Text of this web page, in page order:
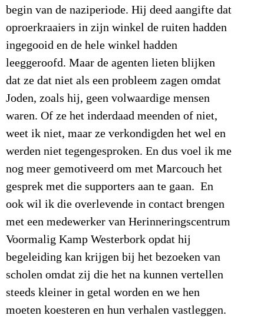
begin van de naziperiode. Hij deed aangifte dat
oproerkraaiers in zijn winkel de ruiten hadden
ingegooid en de hele winkel hadden
leeggeroofd. Maar de agenten lieten blijken
dat ze dat niet als een probleem zagen omdat
Joden, zoals hij, geen volwaardige mensen
waren. Of ze het inderdaad meenden of niet,
weet ik niet, maar ze verkondigden het wel en
werden niet tegengesproken. En dus voel ik me
nog meer gemotiveerd om met Marcouch het
gesprek met die supporters aan te gaan. En
ook wil ik die overlevende in contact brengen
met een medewerker van Herinneringscentrum
Voormalig Kamp Westerbork opdat hij
begeleiding kan krijgen bij het bezoeken van
scholen omdat zij die het na kunnen vertellen
steeds kleiner in getal worden en we hen
moeten koesteren en hun verhalen vastleggen.